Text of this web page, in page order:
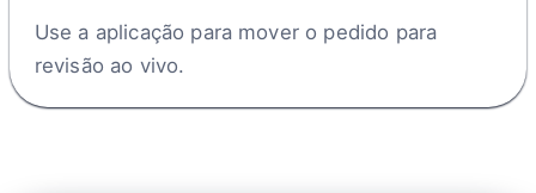
Use a aplicação para mover o pedido para
revisão ao vivo.